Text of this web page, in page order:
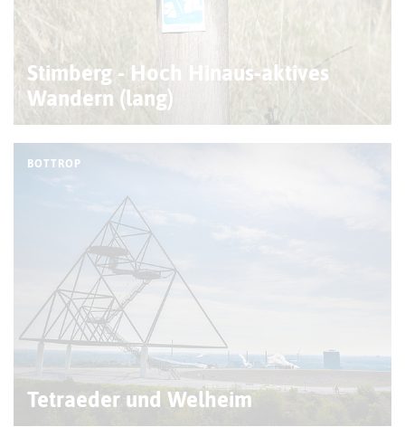
Stimberg - Hoch Hinaus-aktives
Wandern (lang)
BOTTROP
Tetraeder und Welheim